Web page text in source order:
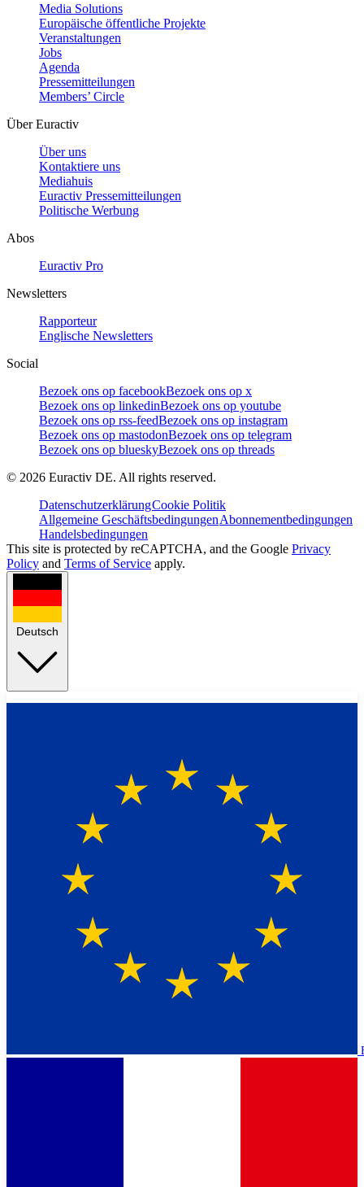
Media Solutions
Europäische öffentliche Projekte
Veranstaltungen
Jobs
Agenda
Pressemitteilungen
Members’ Circle
Über Euractiv
Über uns
Kontaktiere uns
Mediahuis
Euractiv Pressemitteilungen
Politische Werbung
Abos
Euractiv Pro
Newsletters
Rapporteur
Englische Newsletters
Social
Bezoek ons op facebookBezoek ons op x
Bezoek ons op linkedinBezoek ons op youtube
Bezoek ons op rss-feedBezoek ons op instagram
Bezoek ons op mastodonBezoek ons op telegram
Bezoek ons op blueskyBezoek ons op threads
© 2026 Euractiv DE. All rights reserved.
DatenschutzerklärungCookie Politik
Allgemeine GeschäftsbedingungenAbonnementbedingungen
Handelsbedingungen
This site is protected by reCAPTCHA, and the Google Privacy
Policy and Terms of Service apply.
Deutsch